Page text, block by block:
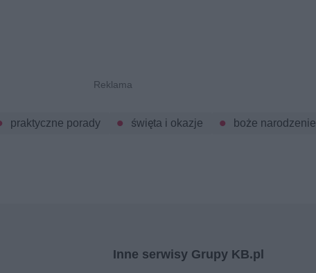
praktyczne porady święta i okazje boże narodzenie
Inne serwisy Grupy KB.pl